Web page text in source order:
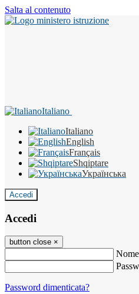
Salta al contenuto
Italiano
Italiano
English
Français
Shqiptare
Українська
Accedi
Accedi
button close ×
Password dimenticata?